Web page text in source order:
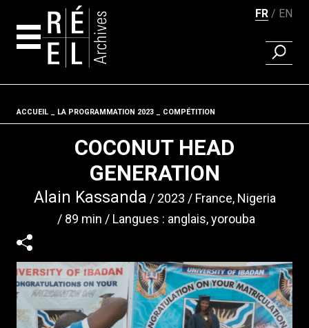
FR EN
Fil d'ariane
ACCUEIL LA PROGRAMMATION 2023 COMPÉTITION
COCONUT HEAD
GENERATION
Alain Kassanda 2023
France, Nigeria
89 min
Langues : anglais, yorouba